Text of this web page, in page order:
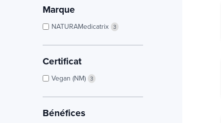
Marque
NATURAMedicatrix 3
Certificat
Vegan (NM) 3
Bénéfices